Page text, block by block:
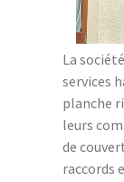
La
services
planche
leurs
de
raccords